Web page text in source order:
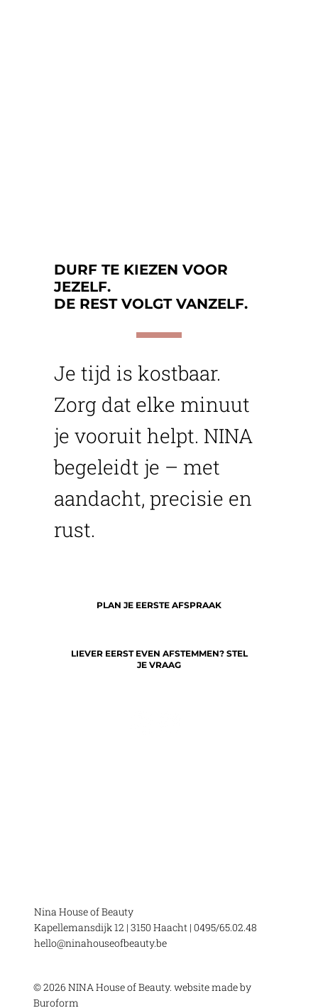
© 2026 NINA House of Beauty. website made by
Buroform
DURF TE KIEZEN VOOR
JEZELF.
DE REST VOLGT VANZELF.
Je tijd is kostbaar.
Zorg dat elke minuut
je vooruit helpt. NINA
begeleidt je – met
aandacht, precisie en
rust.
PLAN JE EERSTE AFSPRAAK
LIEVER EERST EVEN AFSTEMMEN? STEL
JE VRAAG
Nina House of Beauty
Kapellemansdijk 12 | 3150 Haacht | 0495/65.02.48
hello@ninahouseofbeauty.be